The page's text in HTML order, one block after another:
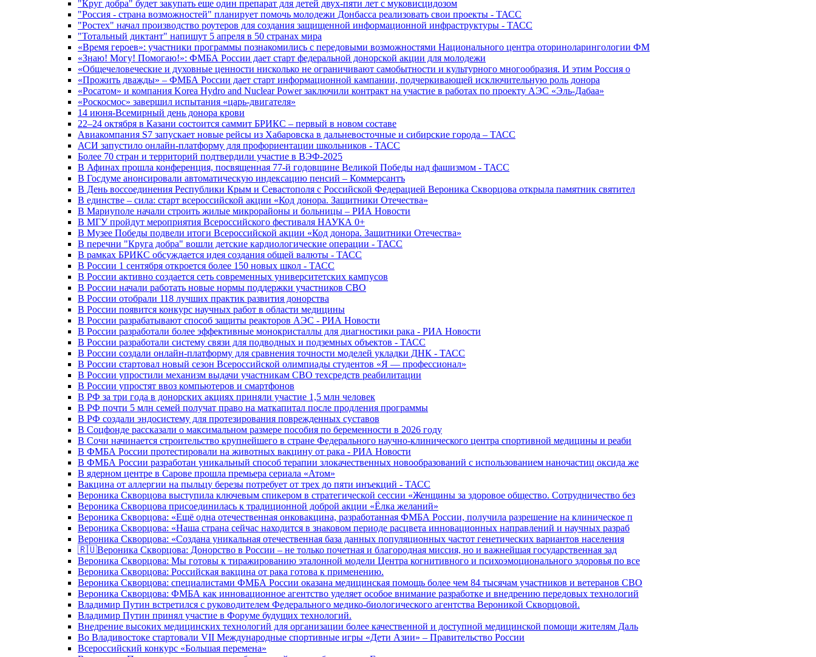
"Круг добра" будет закупать еще один препарат для детей двух-пяти лет с муковисцидозом
"Россия - страна возможностей" планирует помочь молодежи Донбасса реализовать свои проекты - ТАСС
"Ростех" начал производство роутеров для создания защищенной информационной инфраструктуры - ТАСС
"Тотальный диктант" напишут 5 апреля в 50 странах мира
«Время героев»: участники программы познакомились с передовыми возможностями Национального центра оториноларингологии ФМ
«Знаю! Могу! Помогаю!»: ФМБА России дает старт федеральной донорской акции для молодежи
«Общечеловеческие и духовные ценности нисколько не ограничивают самобытности и культурного многообразия. И этим Россия о
«Прожить дважды» – ФМБА России дает старт информационной кампании, подчеркивающей исключительную роль донора
«Росатом» и компания Korea Hydro and Nuclear Power заключили контракт на участие в работах по проекту АЭС «Эль-Дабаа»
«Роскосмос» завершил испытания «царь-двигателя»
14 июня-Всемирный день донора крови
22–24 октября в Казани состоится саммит БРИКС – первый в новом составе
Авиакомпания S7 запускает новые рейсы из Хабаровска в дальневосточные и сибирские города – ТАСС
АСИ запустило онлайн-платформу для профориентации школьников - ТАСС
Более 70 стран и территорий подтвердили участие в ВЭФ-2025
В Афинах прошла конференция, посвященная 77-й годовщине Великой Победы над фашизмом - ТАСС
В Госдуме анонсировали автоматическую индексацию пенсий – Коммерсантъ
В День воссоединения Республики Крым и Севастополя с Российской Федерацией Вероника Скворцова открыла памятник святител
В единстве – сила: старт всероссийской акции «Код донора. Защитники Отечества»
В Мариуполе начали строить жилые микрорайоны и больницы – РИА Новости
В МГУ пройдут мероприятия Всероссийского фестиваля НАУКА 0+
В Музее Победы подвели итоги Всероссийской акции «Код донора. Защитники Отечества»
В перечни "Круга добра" вошли детские кардиологические операции - ТАСС
В рамках БРИКС обсуждается идея создания общей валюты - ТАСС
В России 1 сентября откроется более 150 новых школ - ТАСС
В России активно создается сеть современных университетских кампусов
В России начали работать новые нормы поддержки участников СВО
В России отобрали 118 лучших практик развития донорства
В России появится конкурс научных работ в области медицины
В России разрабатывают способ защиты реакторов АЭС - РИА Новости
В России разработали более эффективные монокристаллы для диагностики рака - РИА Новости
В России разработали систему связи для подводных и подземных объектов - ТАСС
В России создали онлайн-платформу для сравнения точности моделей укладки ДНК - ТАСС
В России стартовал новый сезон Всероссийской олимпиады студентов «Я — профессионал»
В России упростили механизм выдачи участникам СВО техсредств реабилитации
В России упростят ввоз компьютеров и смартфонов
В РФ за три года в донорских акциях приняли участие 1,5 млн человек
В РФ почти 5 млн семей получат право на маткапитал после продления программы
В РФ создали эндосистему для протезирования поврежденных суставов
В Соцфонде рассказали о максимальном размере пособия по беременности в 2026 году
В Сочи начинается строительство крупнейшего в стране Федерального научно-клинического центра спортивной медицины и реаби
В ФМБА России протестировали на животных вакцину от рака - РИА Новости
В ФМБА России разработан уникальный способ терапии злокачественных новообразований с использованием наночастиц оксида же
В ядерном центре в Сарове прошла премьера сериала «Атом»
Вакцина от аллергии на пыльцу березы потребует от трех до пяти инъекций - ТАСС
Вероника Скворцова выступила ключевым спикером в стратегической сессии «Женщины за здоровое общество. Сотрудничество без
Вероника Скворцова присоединилась к традиционной доброй акции «Ёлка желаний»
Вероника Скворцова: «Ещё одна отечественная онковакцина, разработанная ФМБА России, получила разрешение на клиническое п
Вероника Скворцова: «Наша страна сейчас находится в знаковом периоде расцвета инновационных направлений и научных разраб
Вероника Скворцова: «Создана уникальная отечественная база данных популяционных частот генетических вариантов населения
🇷🇺Вероника Скворцова: Донорство в России – не только почетная и благородная миссия, но и важнейшая государственная зад
Вероника Скворцова: Мы готовы к тиражированию эталонной модели Центра когнитивного и психоэмоционального здоровья по все
Вероника Скворцова: Российская вакцина от рака готова к применению.
Вероника Скворцова: специалистами ФМБА России оказана медицинская помощь более чем 84 тысячам участников и ветеранов СВО
Вероника Скворцова: ФМБА как инновационное агентство уделяет особое внимание разработке и внедрению передовых технологий
Владимир Путин встретился с руководителем Федерального медико-биологического агентства Вероникой Скворцовой.
Владимир Путин принял участие в Форуме будущих технологий.
Внедрение высоких медицинских технологий для организации более качественной и доступной медицинской помощи жителям Даль
Во Владивостоке стартовали VII Международные спортивные игры «Дети Азии» – Правительство России
Всероссийский конкурс «Большая перемена»